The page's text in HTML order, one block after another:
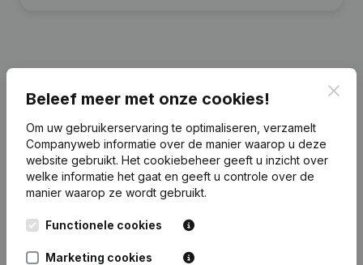
Datum Publicatie
05-10-2023
Rubriek Oprichting (Nieuwe
Rechtspersoon, Opening Bijkantoor,
enz...) (FR)
Beleef meer met onze cookies!
Om uw gebruikerservaring te optimaliseren, verzamelt
Companyweb informatie over de manier waarop u deze
website gebruikt. Het cookiebeheer geeft u inzicht over
welke informatie het gaat en geeft u controle over de
manier waarop ze wordt gebruikt.
Functionele cookies
Marketing cookies